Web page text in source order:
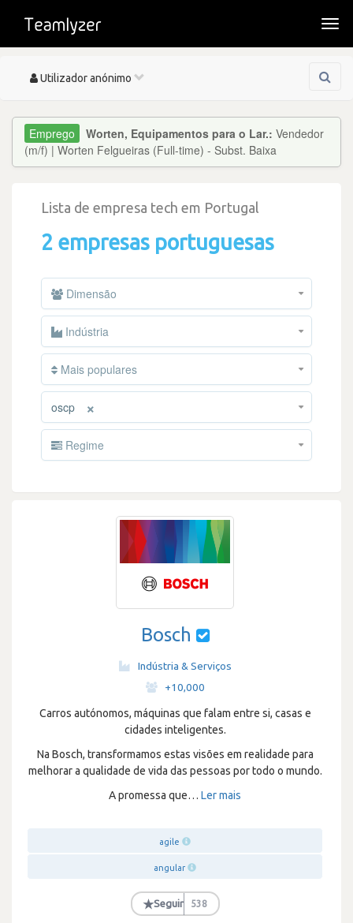
Toggle
Utilizador anónimo
Worten, Equipamentos para o Lar.: Vendedor
(m/f) | Worten Felgueiras (Full-time) - Subst. Baixa
Lista de empresa tech em Portugal
2 empresas portuguesas
Dimensão
Indústria
Mais populares
×
oscp
Regime
Bosch
Indústria & Serviços
+10,000
Carros autónomos, máquinas que falam entre si, casas e
cidades inteligentes.
Na Bosch, transformamos estas visões em realidade para
melhorar a qualidade de vida das pessoas por todo o mundo.
A promessa que… Ler mais
agile
angular
★Seguir 538